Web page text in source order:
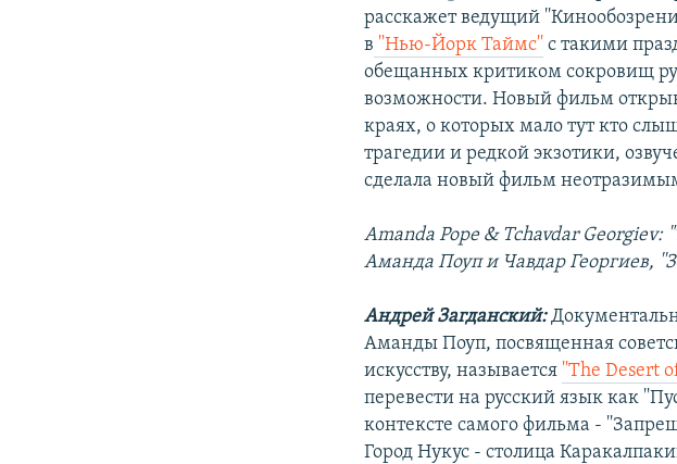
расскажет ведущий
в ''Нью-Йорк Таймс'' с такими
обещанных критиком сокровищ
возможности. Новый фильм
краях, о которых мало тут кто
трагедии и редкой экзотики,
сделала новый фильм
Amanda Pope & Tchavdar Georgiev:
Аманда Поуп и Чавдар Георгиев,
Андрей Загданский:
Аманды Поуп, посвященная
искусству, называется ''The Desert
перевести на русский язык как
контексте самого фильма -
Город Нукус - столица